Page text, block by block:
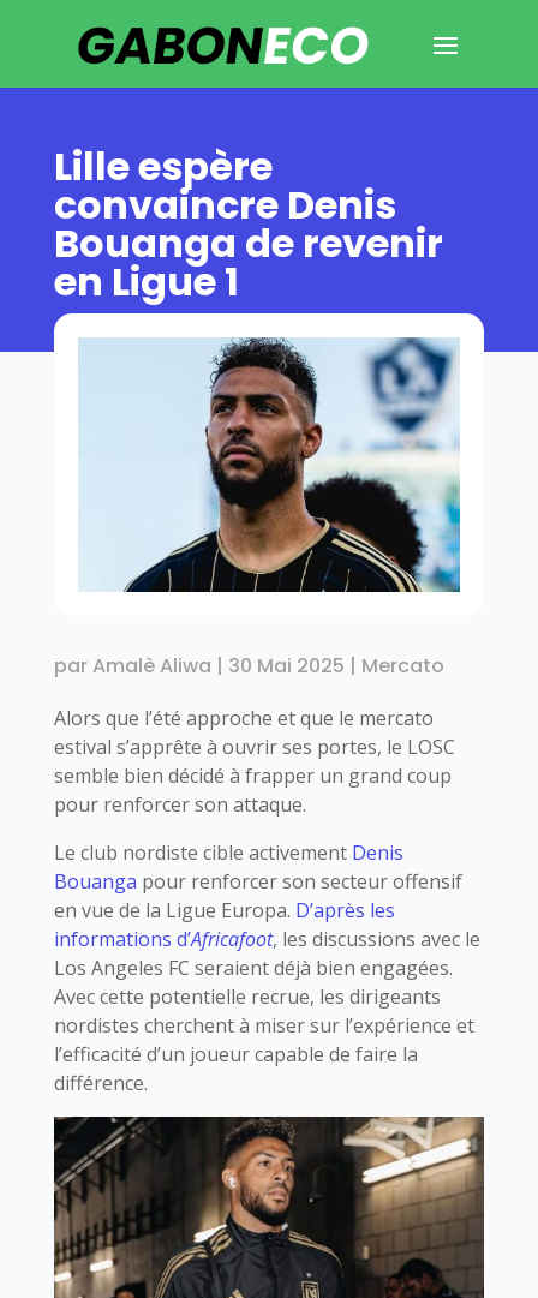
Lille espère
convaincre Denis
Bouanga de revenir
en Ligue 1
parAmalè Aliwa | 30 Mai 2025 | Mercato
Alors que l’été approche et que le mercato
estival s’apprête à ouvrir ses portes, le LOSC
semble bien décidé à frapper un grand coup
pour renforcer son attaque.
Le club nordiste cible activement Denis
Bouanga pour renforcer son secteur offensif
en vue de la Ligue Europa. D’après les
informations d’Africafoot, les discussions avec le
Los Angeles FC seraient déjà bien engagées.
Avec cette potentielle recrue, les dirigeants
nordistes cherchent à miser sur l’expérience et
l’efficacité d’un joueur capable de faire la
différence.